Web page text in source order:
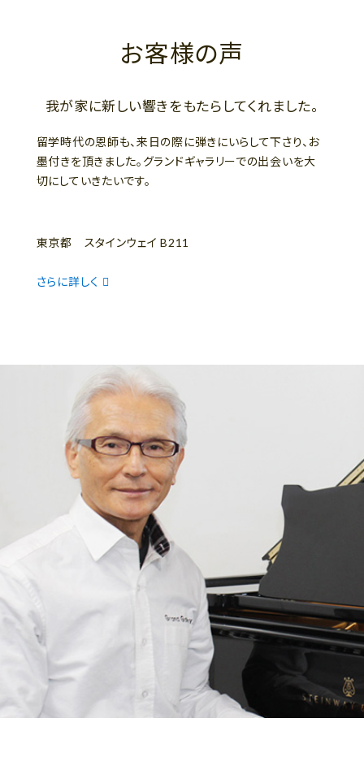
お客様の声
我が家に新しい響きをもたらしてくれました。
留学時代の恩師も、来日の際に弾きにいらして下さり、お
墨付きを頂きました。グランドギャラリーでの出会いを大
切にしていきたいです。
東京都 スタインウェイ B211
さらに詳しく